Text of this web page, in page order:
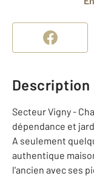
Description
Secteur Vigny -
dépendance et
A seulement
authentique
l'ancien avec ses